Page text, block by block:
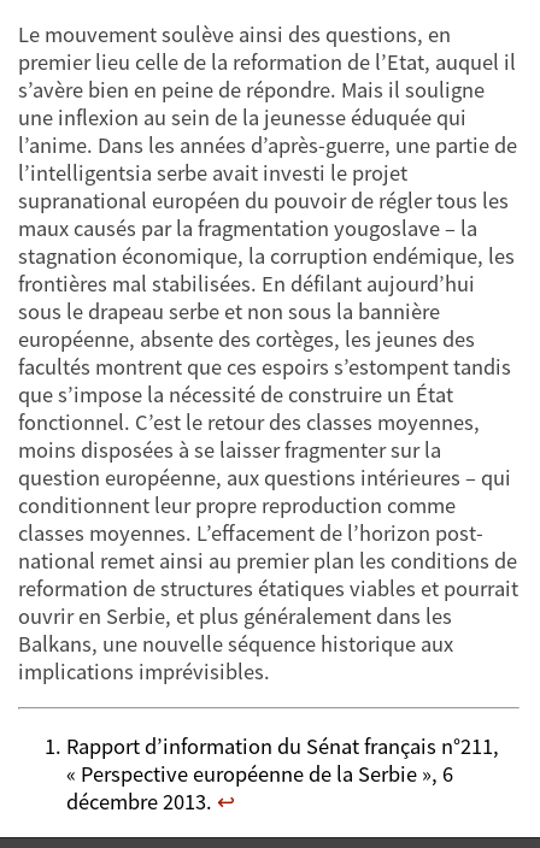
Le mouvement soulève ainsi des questions, en
premier lieu celle de la reformation de l’Etat, auquel il
s’avère bien en peine de répondre. Mais il souligne
une inflexion au sein de la jeunesse éduquée qui
l’anime. Dans les années d’après-guerre, une partie de
l’intelligentsia serbe avait investi le projet
supranational européen du pouvoir de régler tous les
maux causés par la fragmentation yougoslave – la
stagnation économique, la corruption endémique, les
frontières mal stabilisées. En défilant aujourd’hui
sous le drapeau serbe et non sous la bannière
européenne, absente des cortèges, les jeunes des
facultés montrent que ces espoirs s’estompent tandis
que s’impose la nécessité de construire un État
fonctionnel. C’est le retour des classes moyennes,
moins disposées à se laisser fragmenter sur la
question européenne, aux questions intérieures – qui
conditionnent leur propre reproduction comme
classes moyennes. L’effacement de l’horizon post-
national remet ainsi au premier plan les conditions de
reformation de structures étatiques viables et pourrait
ouvrir en Serbie, et plus généralement dans les
Balkans, une nouvelle séquence historique aux
implications imprévisibles.
Rapport d’information du Sénat français n°211,
« Perspective européenne de la Serbie », 6
décembre 2013. ↩︎